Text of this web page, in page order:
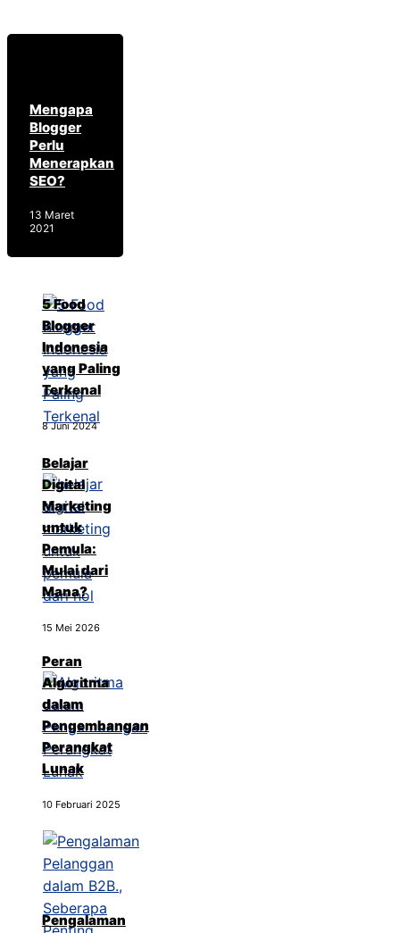
Mengapa
Blogger
Perlu
Menerapkan
SEO?
13 Maret
2021
5 Food
Blogger
Indonesia
yang Paling
Terkenal
8 Juni 2024
Belajar
Digital
Marketing
untuk
Pemula:
Mulai dari
Mana?
15 Mei 2026
Peran
Algoritma
dalam
Pengembangan
Perangkat
Lunak
10 Februari 2025
Pengalaman